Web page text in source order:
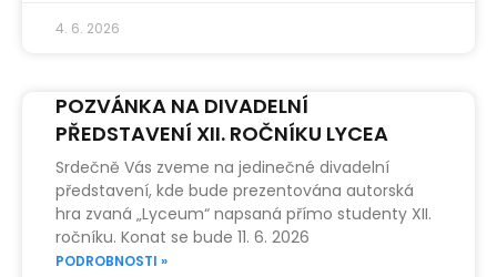
4. 6. 2026
POZVÁNKA NA DIVADELNÍ
PŘEDSTAVENÍ XII. ROČNÍKU LYCEA
Srdečně Vás zveme na jedinečné divadelní
představení, kde bude prezentována autorská
hra zvaná „Lyceum“ napsaná přímo studenty XII.
ročníku. Konat se bude 11. 6. 2026
PODROBNOSTI »